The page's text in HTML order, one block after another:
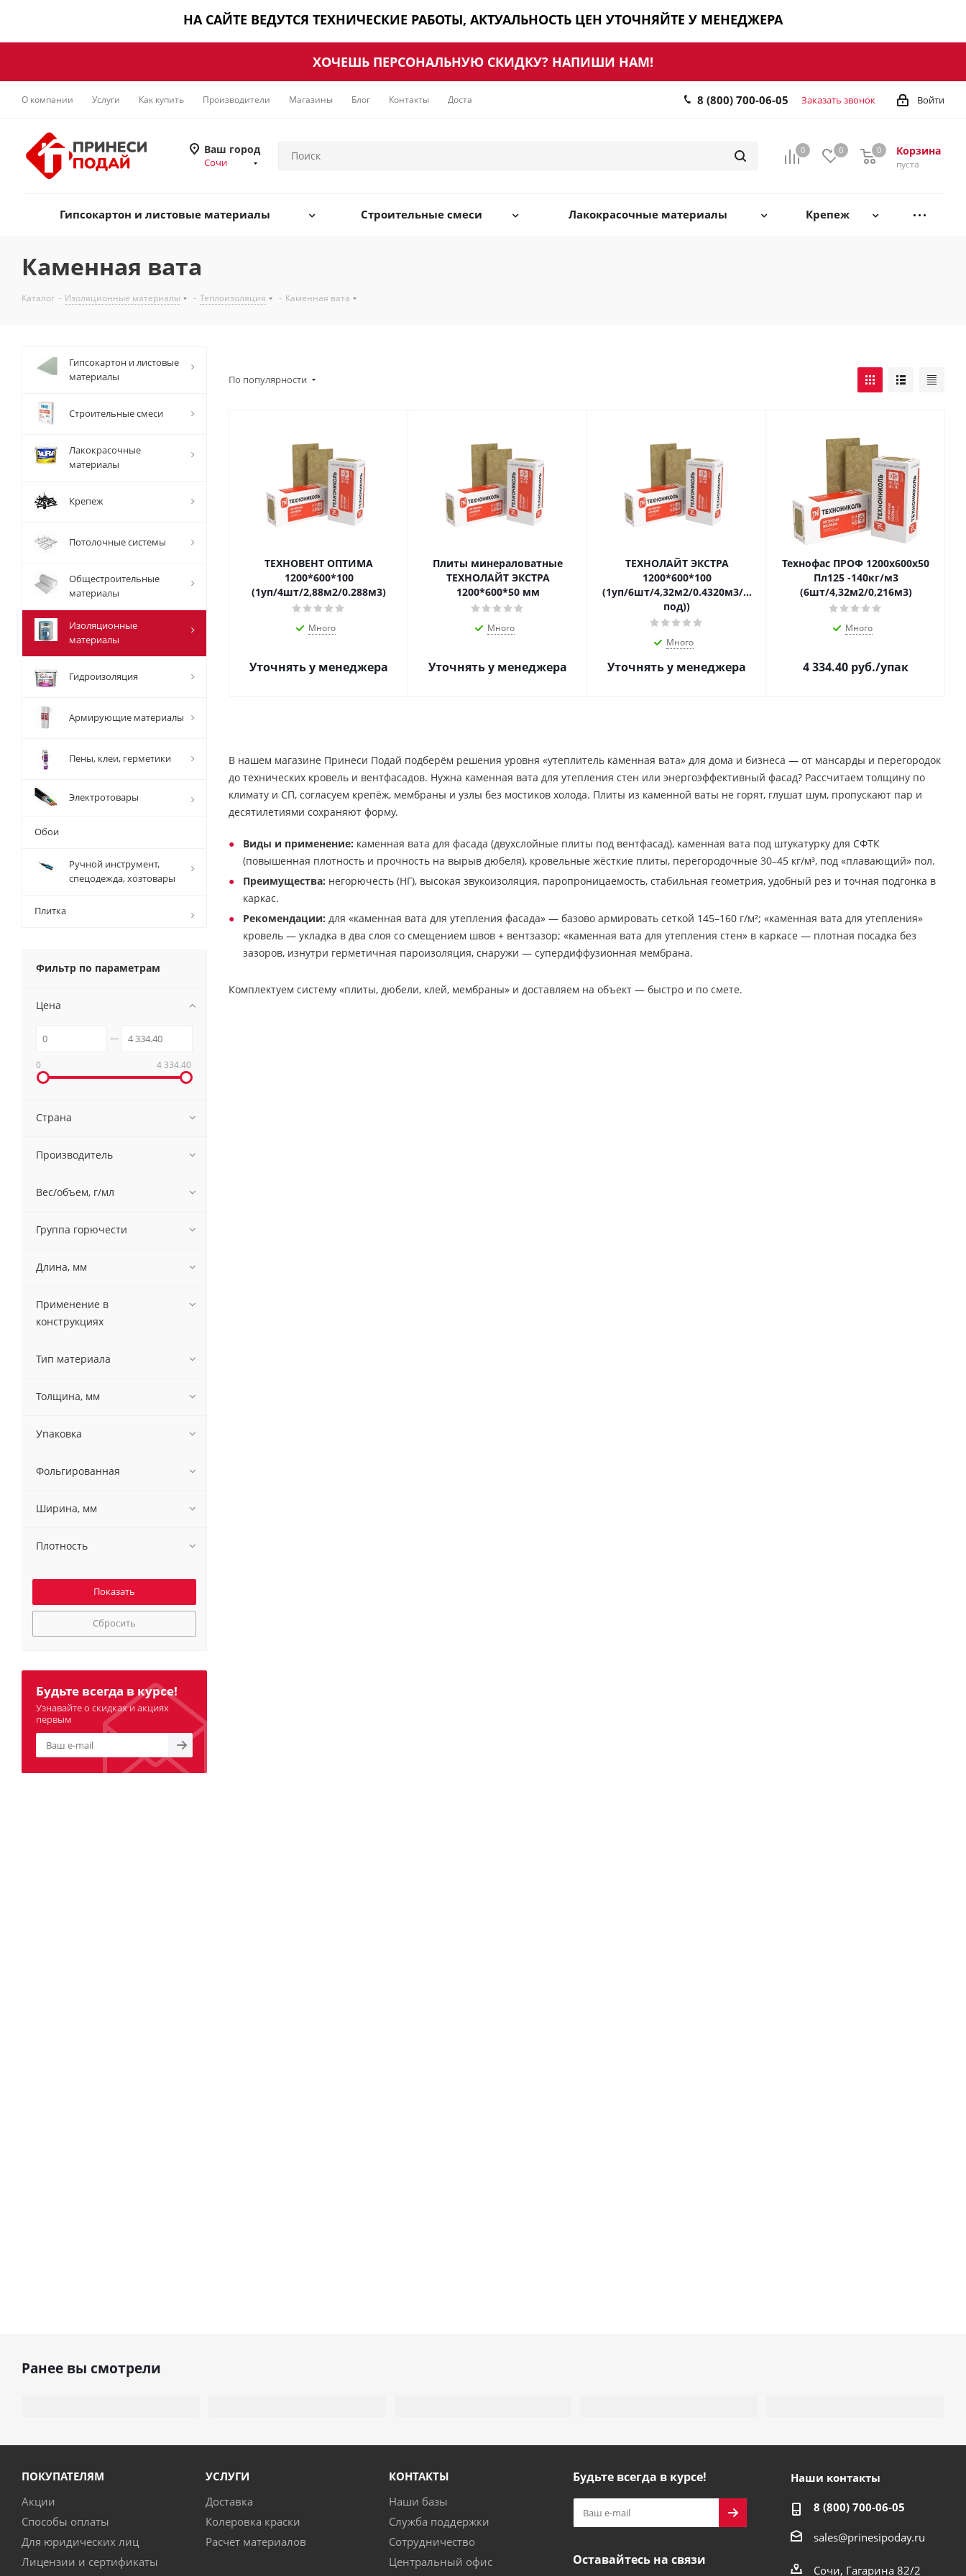
НА САЙТЕ ВЕДУТСЯ ТЕХНИЧЕСКИЕ РАБОТЫ, АКТУАЛЬНОСТЬ ЦЕН УТОЧНЯЙТЕ У МЕНЕДЖЕРА
ХОЧЕШЬ ПЕРСОНАЛЬНУЮ СКИДКУ? НАПИШИ НАМ!
О компании Услуги Как купить Производители Магазины Блог Контакты Доставка Войти
8 (800) 700-06-05 Заказать звонок
Ваш город
Сочи
0 0 Корзина
0
пуста
0
Гипсокартон и листовые материалы Строительные смеси Лакокрасочные материалы Крепеж
Каменная вата
Каталог - Изоляционные материалы - Теплоизоляция - Каменная вата
По популярности
ТЕХНОВЕНТ ОПТИМА
1200*600*100
(1уп/4шт/2,88м2/0.288м3)
Много
Уточнять у менеджера
Плиты минераловатные
ТЕХНОЛАЙТ ЭКСТРА
1200*600*50 мм
Много
Уточнять у менеджера
ТЕХНОЛАЙТ ЭКСТРА
1200*600*100
(1уп/6шт/4,32м2/0.4320м3/16уп
под))
Много
Уточнять у менеджера
Технофас ПРОФ 1200х600х50
Пл125 -140кг/м3
(6шт/4,32м2/0,216м3)
Много
4 334.40 руб./упак
В нашем магазине Принеси Подай подберём решения уровня «утеплитель каменная вата» для дома и бизнеса — от мансарды и перегородок
до технических кровель и вентфасадов. Нужна каменная вата для утепления стен или энергоэффективный фасад? Рассчитаем толщину по
климату и СП, согласуем крепёж, мембраны и узлы без мостиков холода. Плиты из каменной ваты не горят, глушат шум, пропускают пар и
десятилетиями сохраняют форму.
Виды и применение: каменная вата для фасада (двухслойные плиты под вентфасад), каменная вата под штукатурку для СФТК
(повышенная плотность и прочность на вырыв дюбеля), кровельные жёсткие плиты, перегородочные 30–45 кг/м³, под «плавающий» пол.
Преимущества: негорючесть (НГ), высокая звукоизоляция, паропроницаемость, стабильная геометрия, удобный рез и точная подгонка в
каркас.
Рекомендации: для «каменная вата для утепления фасада» — базово армировать сеткой 145–160 г/м²; «каменная вата для утепления»
кровель — укладка в два слоя со смещением швов + вентзазор; «каменная вата для утепления стен» в каркасе — плотная посадка без
зазоров, изнутри герметичная пароизоляция, снаружи — супердиффузионная мембрана.
Комплектуем систему «плиты, дюбели, клей, мембраны» и доставляем на объект — быстро и по смете.
Гипсокартон и листовые
материалы
Строительные смеси
Лакокрасочные
материалы
Крепеж
Потолочные системы
Общестроительные
материалы
Изоляционные
материалы
Гидроизоляция
Армирующие материалы
Пены, клеи, герметики
Электротовары
Обои
Ручной инструмент,
спецодежда, хозтовары
Плитка
Фильтр по параметрам
Цена
0 4 334.40
Страна
Производитель
Вес/объем, г/мл
Группа горючести
Длина, мм
Применение в
конструкциях
Тип материала
Толщина, мм
Упаковка
Фольгированная
Ширина, мм
Плотность
Сбросить
Будьте всегда в курсе!
Узнавайте о скидках и акциях
первым
Ранее вы смотрели
ПОКУПАТЕЛЯМ
Акции
Способы оплаты
Для юридических лиц
Лицензии и сертификаты
УСЛУГИ
Доставка
Колеровка краски
Расчет материалов
КОНТАКТЫ
Наши базы
Служба поддержки
Сотрудничество
Центральный офис
Будьте всегда в курсе!
Оставайтесь на связи
Наши контакты
8 (800) 700-06-05
sales@prinesipoday.ru
Сочи, Гагарина 82/2